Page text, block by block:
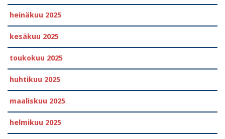
heinäkuu 2025
kesäkuu 2025
toukokuu 2025
huhtikuu 2025
maaliskuu 2025
helmikuu 2025